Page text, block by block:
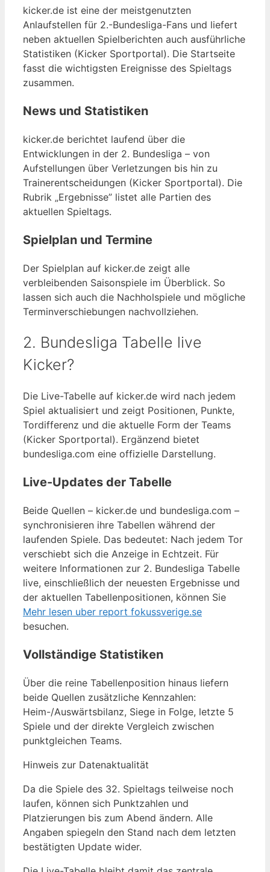
kicker.de ist eine der meistgenutzten
Anlaufstellen für 2.-Bundesliga-Fans und liefert
neben aktuellen Spielberichten auch ausführliche
Statistiken (Kicker Sportportal). Die Startseite
fasst die wichtigsten Ereignisse des Spieltags
zusammen.
News und Statistiken
kicker.de berichtet laufend über die
Entwicklungen in der 2. Bundesliga – von
Aufstellungen über Verletzungen bis hin zu
Trainerentscheidungen (Kicker Sportportal). Die
Rubrik „Ergebnisse” listet alle Partien des
aktuellen Spieltags.
Spielplan und Termine
Der Spielplan auf kicker.de zeigt alle
verbleibenden Saisonspiele im Überblick. So
lassen sich auch die Nachholspiele und mögliche
Terminverschiebungen nachvollziehen.
2. Bundesliga Tabelle live
Kicker?
Die Live-Tabelle auf kicker.de wird nach jedem
Spiel aktualisiert und zeigt Positionen, Punkte,
Tordifferenz und die aktuelle Form der Teams
(Kicker Sportportal). Ergänzend bietet
bundesliga.com eine offizielle Darstellung.
Live-Updates der Tabelle
Beide Quellen – kicker.de und bundesliga.com –
synchronisieren ihre Tabellen während der
laufenden Spiele. Das bedeutet: Nach jedem Tor
verschiebt sich die Anzeige in Echtzeit. Für
weitere Informationen zur 2. Bundesliga Tabelle
live, einschließlich der neuesten Ergebnisse und
der aktuellen Tabellenpositionen, können Sie
Mehr lesen uber report fokussverige.se
besuchen.
Vollständige Statistiken
Über die reine Tabellenposition hinaus liefern
beide Quellen zusätzliche Kennzahlen:
Heim-/Auswärtsbilanz, Siege in Folge, letzte 5
Spiele und der direkte Vergleich zwischen
punktgleichen Teams.
Hinweis zur Datenaktualität
Da die Spiele des 32. Spieltags teilweise noch
laufen, können sich Punktzahlen und
Platzierungen bis zum Abend ändern. Alle
Angaben spiegeln den Stand nach dem letzten
bestätigten Update wider.